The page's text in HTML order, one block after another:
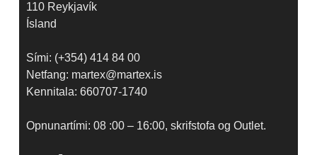
110 Reykjavík
Ísland
Sími: (+354) 414 84 00
Netfang: martex@martex.is
Kennitala: 660707-1740
Opnunartími: 08 :00 – 16:00, skrifstofa og Outlet.